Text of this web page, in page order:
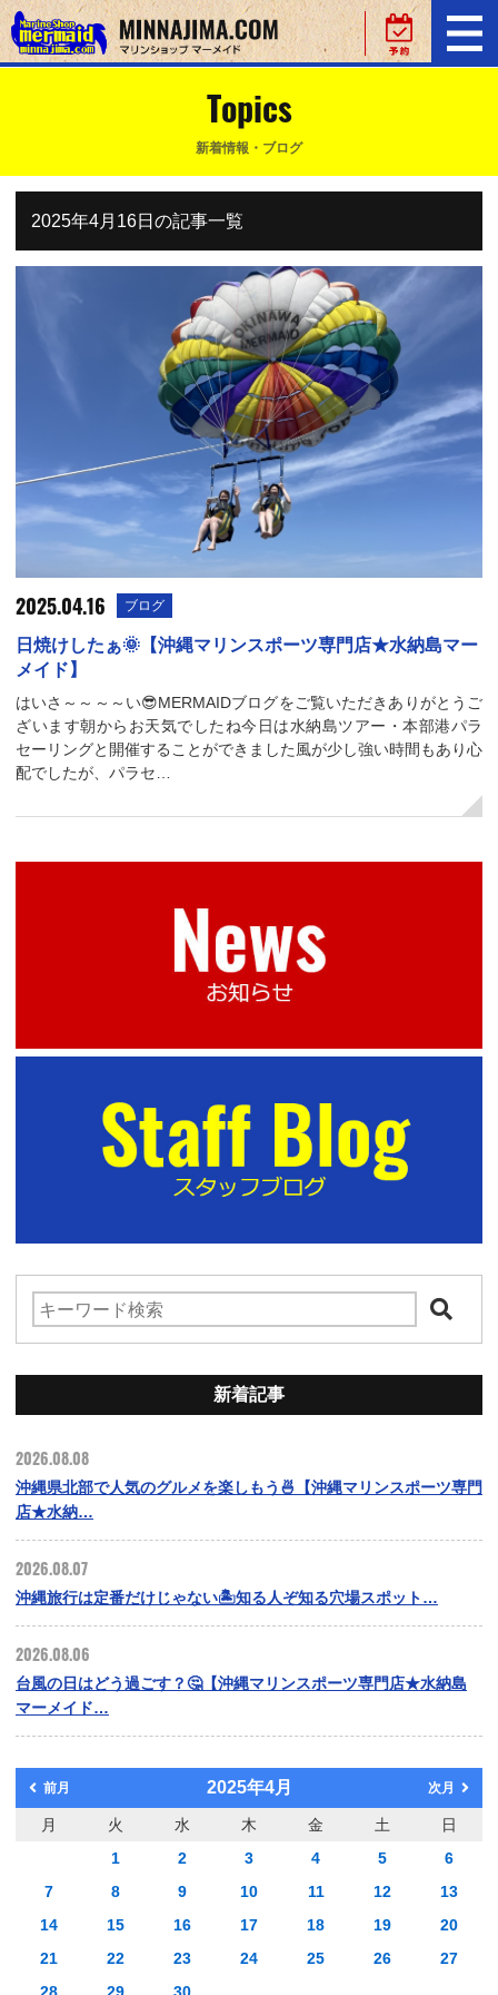
Topics
新着情報・ブログ
2025年4月16日の記事一覧
2025.04.16 ブログ
日焼けしたぁ🌞【沖縄マリンスポーツ専門店★水納島マー
メイド】
はいさ～～～～い😎MERMAIDブログをご覧いただきありがとうご
ざいます朝からお天気でしたね今日は水納島ツアー・本部港パラ
セーリングと開催することができました風が少し強い時間もあり心
配でしたが、パラセ…
新着記事
2026.08.08
沖縄県北部で人気のグルメを楽しもう🍜【沖縄マリンスポーツ専門
店★水納…
2026.08.07
沖縄旅行は定番だけじゃない🏝️知る人ぞ知る穴場スポット…
2026.08.06
台風の日はどう過ごす？🤔【沖縄マリンスポーツ専門店★水納島
マーメイド…
前月 2025年4月 次月
月 火 水 木 金 土
日
1
2 3 4 5
6
7
8 9 10 11 12
13
14
15 16 17 18 19
20
21
22 23 24 25 26
27
28
29 30